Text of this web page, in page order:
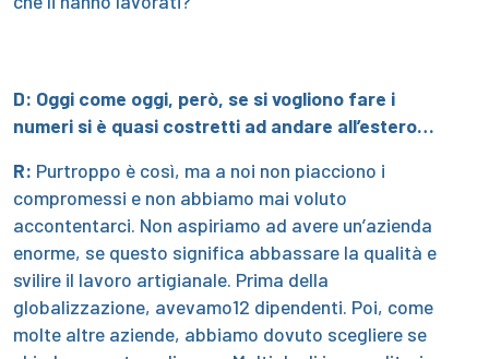
D: Oggi come oggi, però, se si vogliono fare i
numeri si è quasi costretti ad andare all’estero…
R: Purtroppo è così, ma a noi non piacciono i
compromessi e non abbiamo mai voluto
accontentarci. Non aspiriamo ad avere un’azienda
enorme, se questo significa abbassare la qualità e
svilire il lavoro artigianale. Prima della
globalizzazione, avevamo12 dipendenti. Poi, come
molte altre aziende, abbiamo dovuto scegliere se